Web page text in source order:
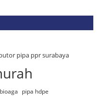
pipa ppr surabaya
pipa hdpe